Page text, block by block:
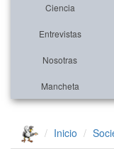
Ciencia
Entrevistas
Nosotras
Mancheta
Inicio